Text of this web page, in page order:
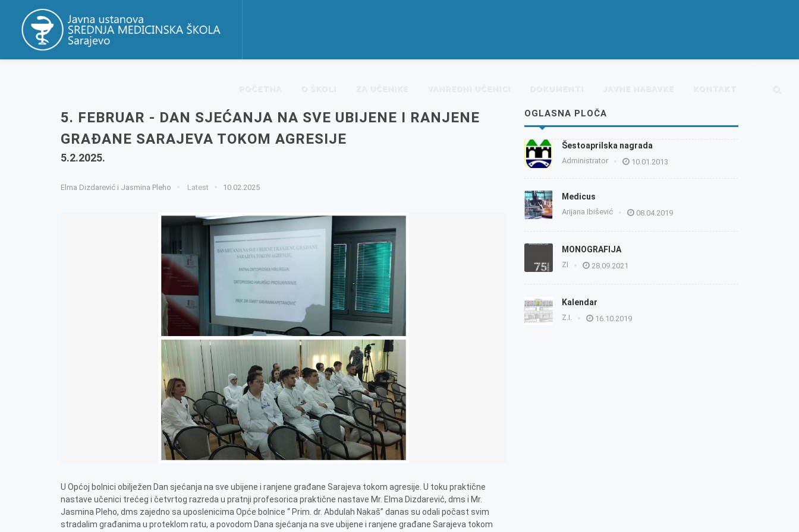
POČETNA O ŠKOLI ZA UČENIKE VANREDNI UČENICI DOKUMENTI JAVNE NABAVKE KONTAKT
5. FEBRUAR - DAN SJEĆANJA NA SVE UBIJENE I RANJENE
GRAĐANE SARAJEVA TOKOM AGRESIJE
5.2.2025.
Elma Dizdarević i Jasmina Pleho Latest 10.02.2025
U Općoj bolnici obilježen Dan sjećanja na sve ubijene i ranjene građane Sarajeva tokom agresije. U toku praktične
nastave učenici trećeg i četvrtog razreda u pratnji profesorica praktične nastave Mr. Elma Dizdarević, dms i Mr.
Jasmina Pleho, dms zajedno sa uposlenicima Opće bolnice “ Prim. dr. Abdulah Nakaš” danas su odali počast svim
stradalim građanima u proteklom ratu, a povodom Dana sjećanja na sve ubijene i ranjene građane Sarajeva tokom
OGLASNA PLOČA
Šestoaprilska nagrada
Administrator 10.01.2013
Medicus
Arijana Ibišević 08.04.2019
MONOGRAFIJA
ZI 28.09.2021
Kalendar
Z.I. 16.10.2019